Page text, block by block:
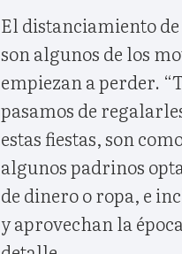
El distanciamiento
son algunos de los
empiezan a perder.
pasamos de
estas fiestas, son
algunos padrinos
de dinero o ropa, e
y aprovechan la